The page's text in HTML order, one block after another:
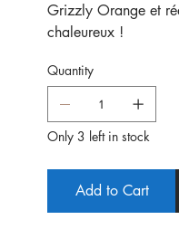
Grizzly Orange et
chaleureux !
Quantity
Only 3 left in stock
Add to Cart